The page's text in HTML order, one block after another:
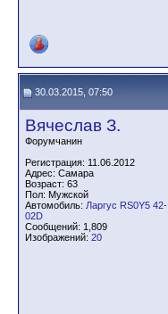
30.03.2015, 07:50
Вячеслав З.
Форумчанин
Регистрация: 11.06.2012
Адрес: Самара
Возраст: 63
Пол: Мужской
Автомобиль: Ларгус RS0Y5 42-
02D
Сообщений: 1,809
Изображений: 20